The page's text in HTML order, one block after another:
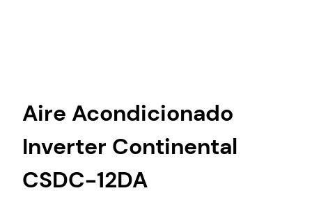
Aire Acondicionado
Inverter Continental
CSDC-12DA